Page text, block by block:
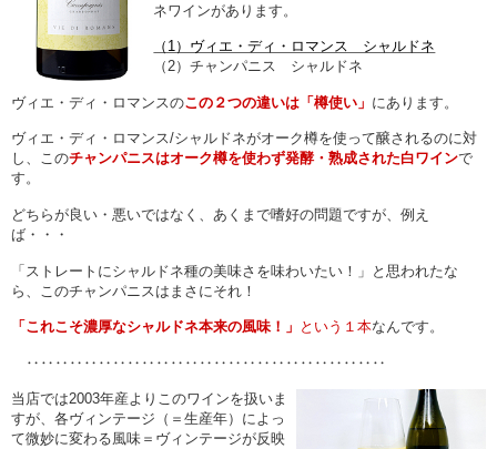
ネワインがあります。
（1）ヴィエ・ディ・ロマンス シャルドネ
（2）チャンパニス シャルドネ
ヴィエ・ディ・ロマンスのこの２つの違いは「樽使い」 にあります。
ヴィエ・ディ・ロマンス/シャルドネがオーク樽を使って醸されるのに対
し、このチャンパニスはオーク樽を使わず発酵・熟成された白ワインで
す。
どちらが良い・悪いではなく、あくまで嗜好の問題ですが、例え
ば・・・
「ストレートにシャルドネ種の美味さを味わいたい！」と思われたな
ら、このチャンパニスはまさにそれ！
「これこそ濃厚なシャルドネ本来の風味！」 という１本なんです。
‥‥‥‥‥‥‥‥‥‥‥‥‥‥‥‥‥‥‥‥‥‥‥‥‥
当店では2003年産よりこのワインを扱いま
すが、各ヴィンテージ（＝生産年）によっ
て微妙に変わる風味＝ヴィンテージが反映